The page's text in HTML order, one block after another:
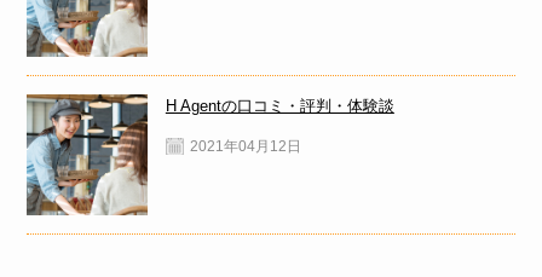
H Agentの口コミ・評判・体験談
2021年04月12日